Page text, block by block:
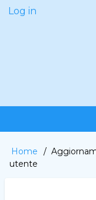
Skip
User
Log in
Main
navigation
Breadcrumb
Home
utente